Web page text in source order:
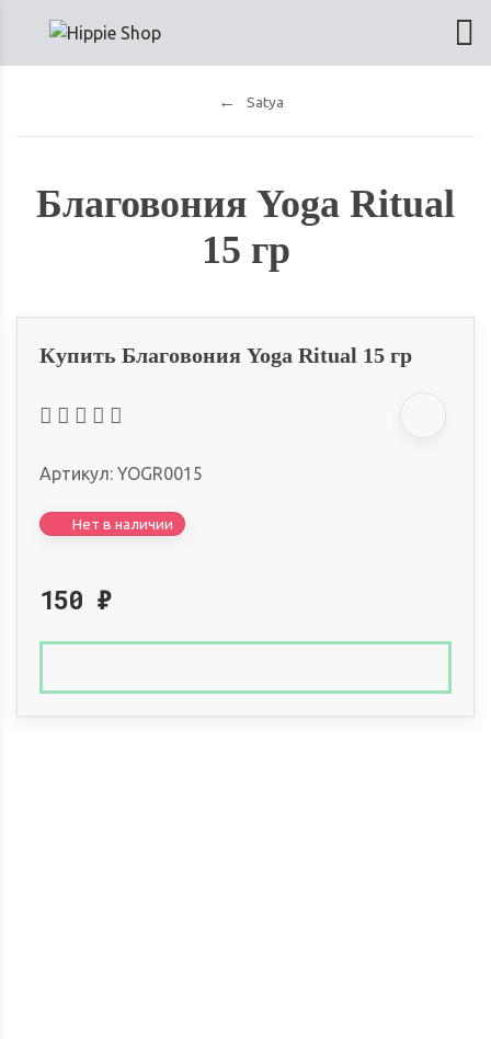
Satya
Благовония Yoga Ritual
15 гр
Купить Благовония Yoga Ritual 15 гр
Артикул: YOGR0015
Нет в наличии
150 ₽